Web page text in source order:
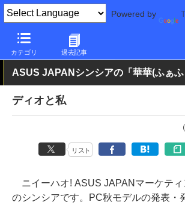
Powered by
カテゴリ 過去記事
PC Watch 市場 その他
ASUS JAPANシンシアの「華華(ふぁふ
ディオと私
リスト
ニイーハオ! ASUS JAPANマーケティ
のシンシアです。PC秋モデルの発表・